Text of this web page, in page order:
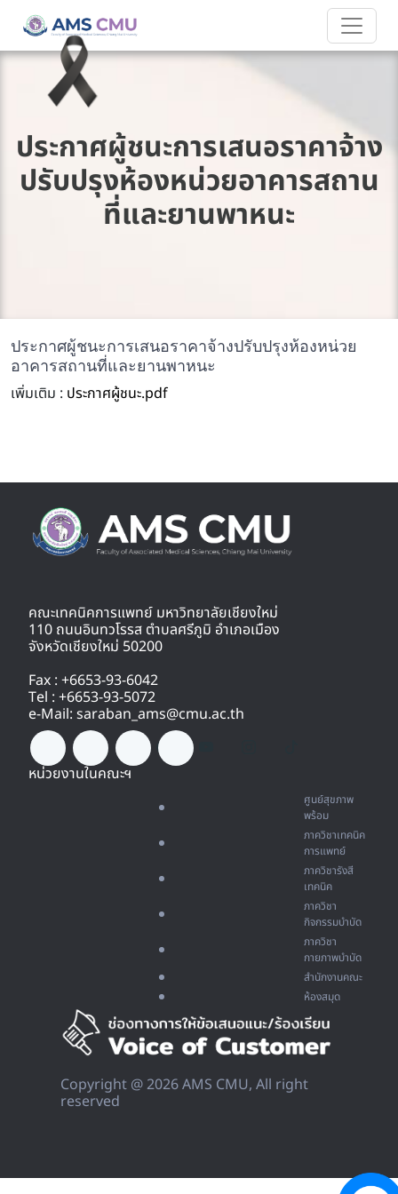
ประกาศผู้ชนะการเสนอราคาจ้าง
ปรับปรุงห้องหน่วยอาคารสถาน
ที่และยานพาหนะ
ประกาศผู้ชนะการเสนอราคาจ้างปรับปรุงห้องหน่วย
อาคารสถานที่และยานพาหนะ
เพิ่มเติม : ประกาศผู้ชนะ.pdf
คณะเทคนิคการแพทย์ มหาวิทยาลัยเชียงใหม่
110 ถนนอินทวโรรส ตำบลศรีภูมิ อำเภอเมือง
จังหวัดเชียงใหม่ 50200
Fax : +6653-93-6042
Tel : +6653-93-5072
e-Mail: saraban_ams@cmu.ac.th
หน่วยงานในคณะฯ
ศูนย์สุขภาพ
พร้อม
ภาควิชาเทคนิค
การแพทย์
ภาควิชารังสี
เทคนิค
ภาควิชา
กิจกรรมบำบัด
ภาควิชา
กายภาพบำบัด
สำนักงานคณะ
ห้องสมุด
Copyright @ 2026 AMS CMU, All right
reserved